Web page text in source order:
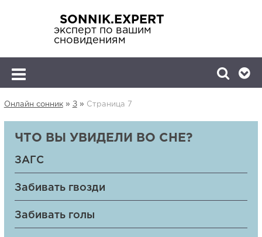
SONNIK.EXPERT
эксперт по вашим
сновидениям
Онлайн сонник» З» Страница 7
ЧТО ВЫ УВИДЕЛИ ВО СНЕ?
ЗАГС
Забивать гвозди
Забивать голы